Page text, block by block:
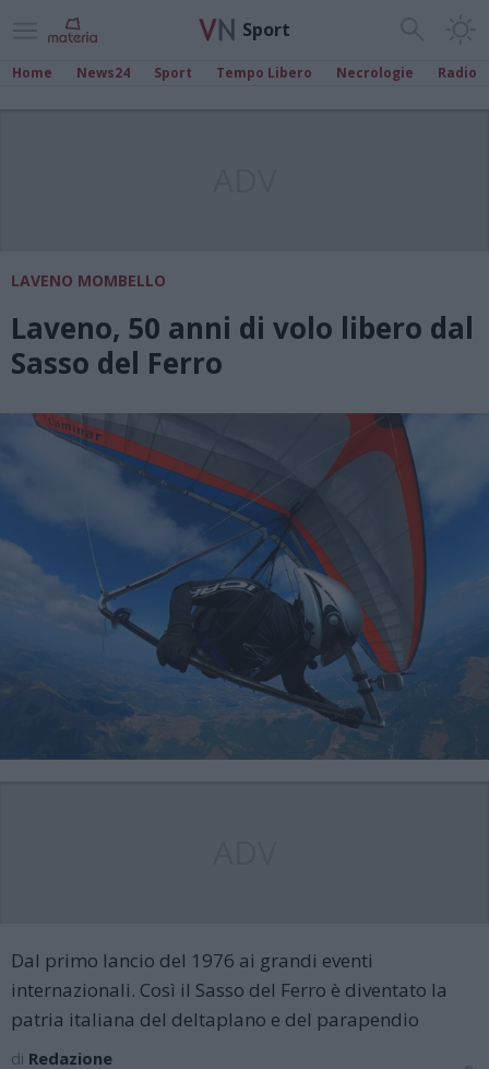
Sport
Home News24 Sport Tempo Libero Necrologie Radio
LAVENO MOMBELLO
Laveno, 50 anni di volo libero dal
Sasso del Ferro
Dal primo lancio del 1976 ai grandi eventi
internazionali. Così il Sasso del Ferro è diventato la
patria italiana del deltaplano e del parapendio
di Redazione